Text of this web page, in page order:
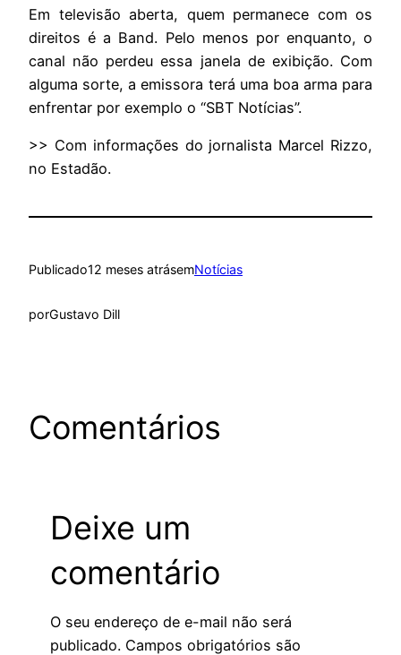
Em televisão aberta, quem permanece com os
direitos é a Band. Pelo menos por enquanto, o
canal não perdeu essa janela de exibição. Com
alguma sorte, a emissora terá uma boa arma para
enfrentar por exemplo o “SBT Notícias”.
>> Com informações do jornalista Marcel Rizzo,
no Estadão.
Publicado12 meses atrásemNotícias
porGustavo Dill
Comentários
Deixe um
comentário
O seu endereço de e-mail não será
publicado. Campos obrigatórios são